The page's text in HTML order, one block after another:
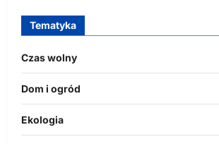
Tematyka
Czas wolny
Dom i ogród
Ekologia